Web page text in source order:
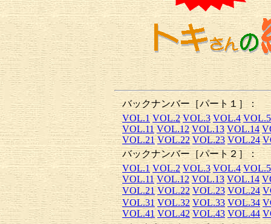
バックナンバー［パート１］：
VOL.1 VOL.2 VOL.3 VOL.4 VOL.5
VOL.11 VOL.12 VOL.13 VOL.14
VOL.21 VOL.22 VOL.23 VOL.24
バックナンバー［パート２］：
VOL.1 VOL.2 VOL.3 VOL.4 VOL.5
VOL.11 VOL.12 VOL.13 VOL.14
VOL.21 VOL.22 VOL.23 VOL.24
VOL.31 VOL.32 VOL.33 VOL.34
VOL.41 VOL.42 VOL.43 VOL.44